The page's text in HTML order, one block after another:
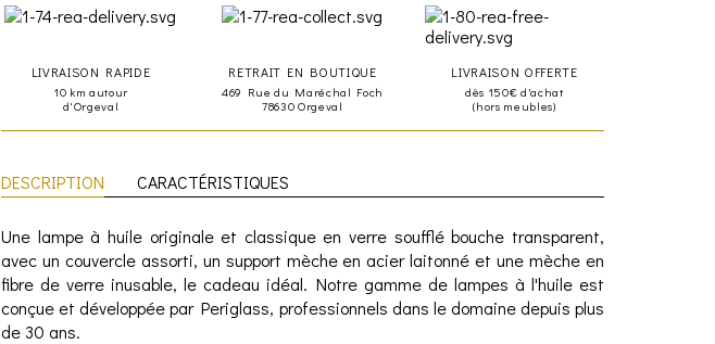
LIVRAISON RAPIDE
10 km autour
d'Orgeval
RETRAIT EN BOUTIQUE
469 Rue du Maréchal Foch
78630 Orgeval
LIVRAISON OFFERTE
dès 150€ d'achat
(hors meubles)
DESCRIPTION CARACTÉRISTIQUES
Une lampe à huile originale et classique en verre soufflé bouche transparent,
avec un couvercle assorti, un support mèche en acier laitonné et une mèche en
fibre de verre inusable, le cadeau idéal. Notre gamme de lampes à l'huile est
conçue et développée par Periglass, professionnels dans le domaine depuis plus
de 30 ans.